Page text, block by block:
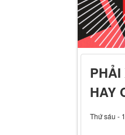
PHẢI
HAY
Thứ sáu -